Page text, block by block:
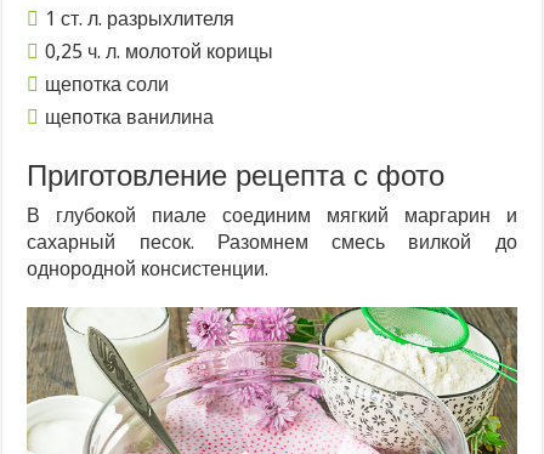
1 ст. л. разрыхлителя
0,25 ч. л. молотой корицы
щепотка соли
щепотка ванилина
Приготовление рецепта с фото
В глубокой пиале соединим мягкий маргарин и
сахарный песок. Разомнем смесь вилкой до
однородной консистенции.